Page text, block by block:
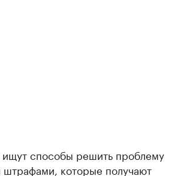
ищут способы решить проблему
которые получают